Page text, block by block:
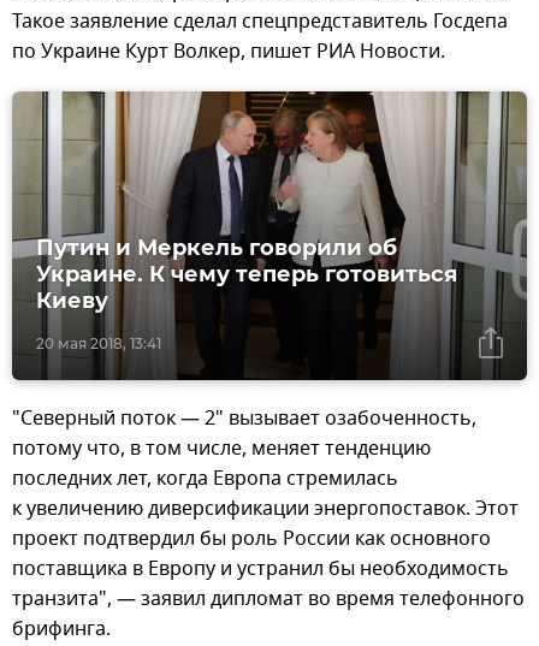
Такое заявление сделал спецпредставитель Госдепа
по Украине Курт Волкер, пишет РИА Новости.
20 мая 2018, 13:41
Путин и Меркель говорили об
Украине. К чему теперь готовиться
Киеву
"Северный поток — 2" вызывает озабоченность,
потому что, в том числе, меняет тенденцию
последних лет, когда Европа стремилась
к увеличению диверсификации энергопоставок. Этот
проект подтвердил бы роль России как основного
поставщика в Европу и устранил бы необходимость
транзита", — заявил дипломат во время телефонного
брифинга.